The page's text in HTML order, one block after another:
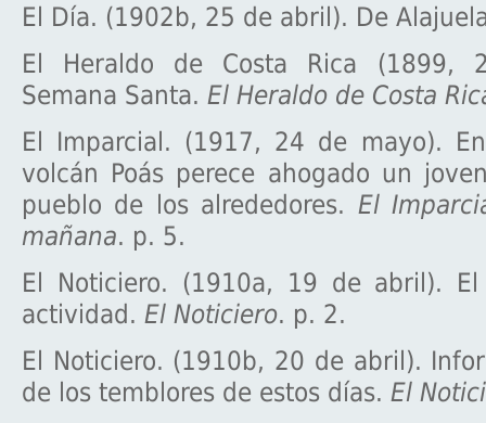
El Día. (1902b, 25 de abril). De
El Heraldo de Costa Rica (1899,
Semana Santa. El Heraldo de Costa
El Imparcial. (1917, 24 de mayo).
volcán Poás perece ahogado un
pueblo de los alrededores. El
mañana. p. 5.
El Noticiero. (1910a, 19 de abril).
actividad. El Noticiero. p. 2.
El Noticiero. (1910b, 20 de abril).
de los temblores de estos días. El